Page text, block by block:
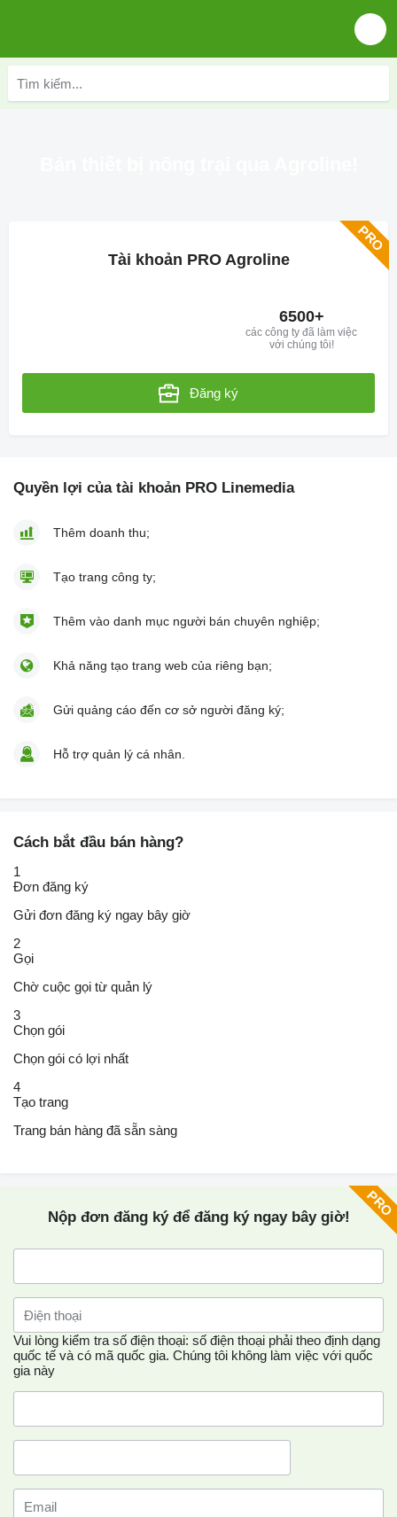
Tài khoản PRO Agroline
6500+
các công ty đã làm việc
với chúng tôi!
Đăng ký
Quyền lợi của tài khoản PRO Linemedia
Thêm doanh thu;
Tạo trang công ty;
Thêm vào danh mục người bán chuyên nghiệp;
Khả năng tạo trang web của riêng bạn;
Gửi quảng cáo đến cơ sở người đăng ký;
Hỗ trợ quản lý cá nhân.
Cách bắt đầu bán hàng?
1
Đơn đăng ký
Gửi đơn đăng ký ngay bây giờ
2
Gọi
Chờ cuộc gọi từ quản lý
3
Chọn gói
Chọn gói có lợi nhất
4
Tạo trang
Trang bán hàng đã sẵn sàng
Nộp đơn đăng ký để đăng ký ngay bây giờ!
Vui lòng kiểm tra số điện thoại: số điện thoại phải theo định dạng
quốc tế và có mã quốc gia. Chúng tôi không làm việc với quốc
gia này